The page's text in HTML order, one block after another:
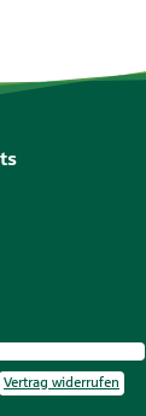
Vertrag widerrufen